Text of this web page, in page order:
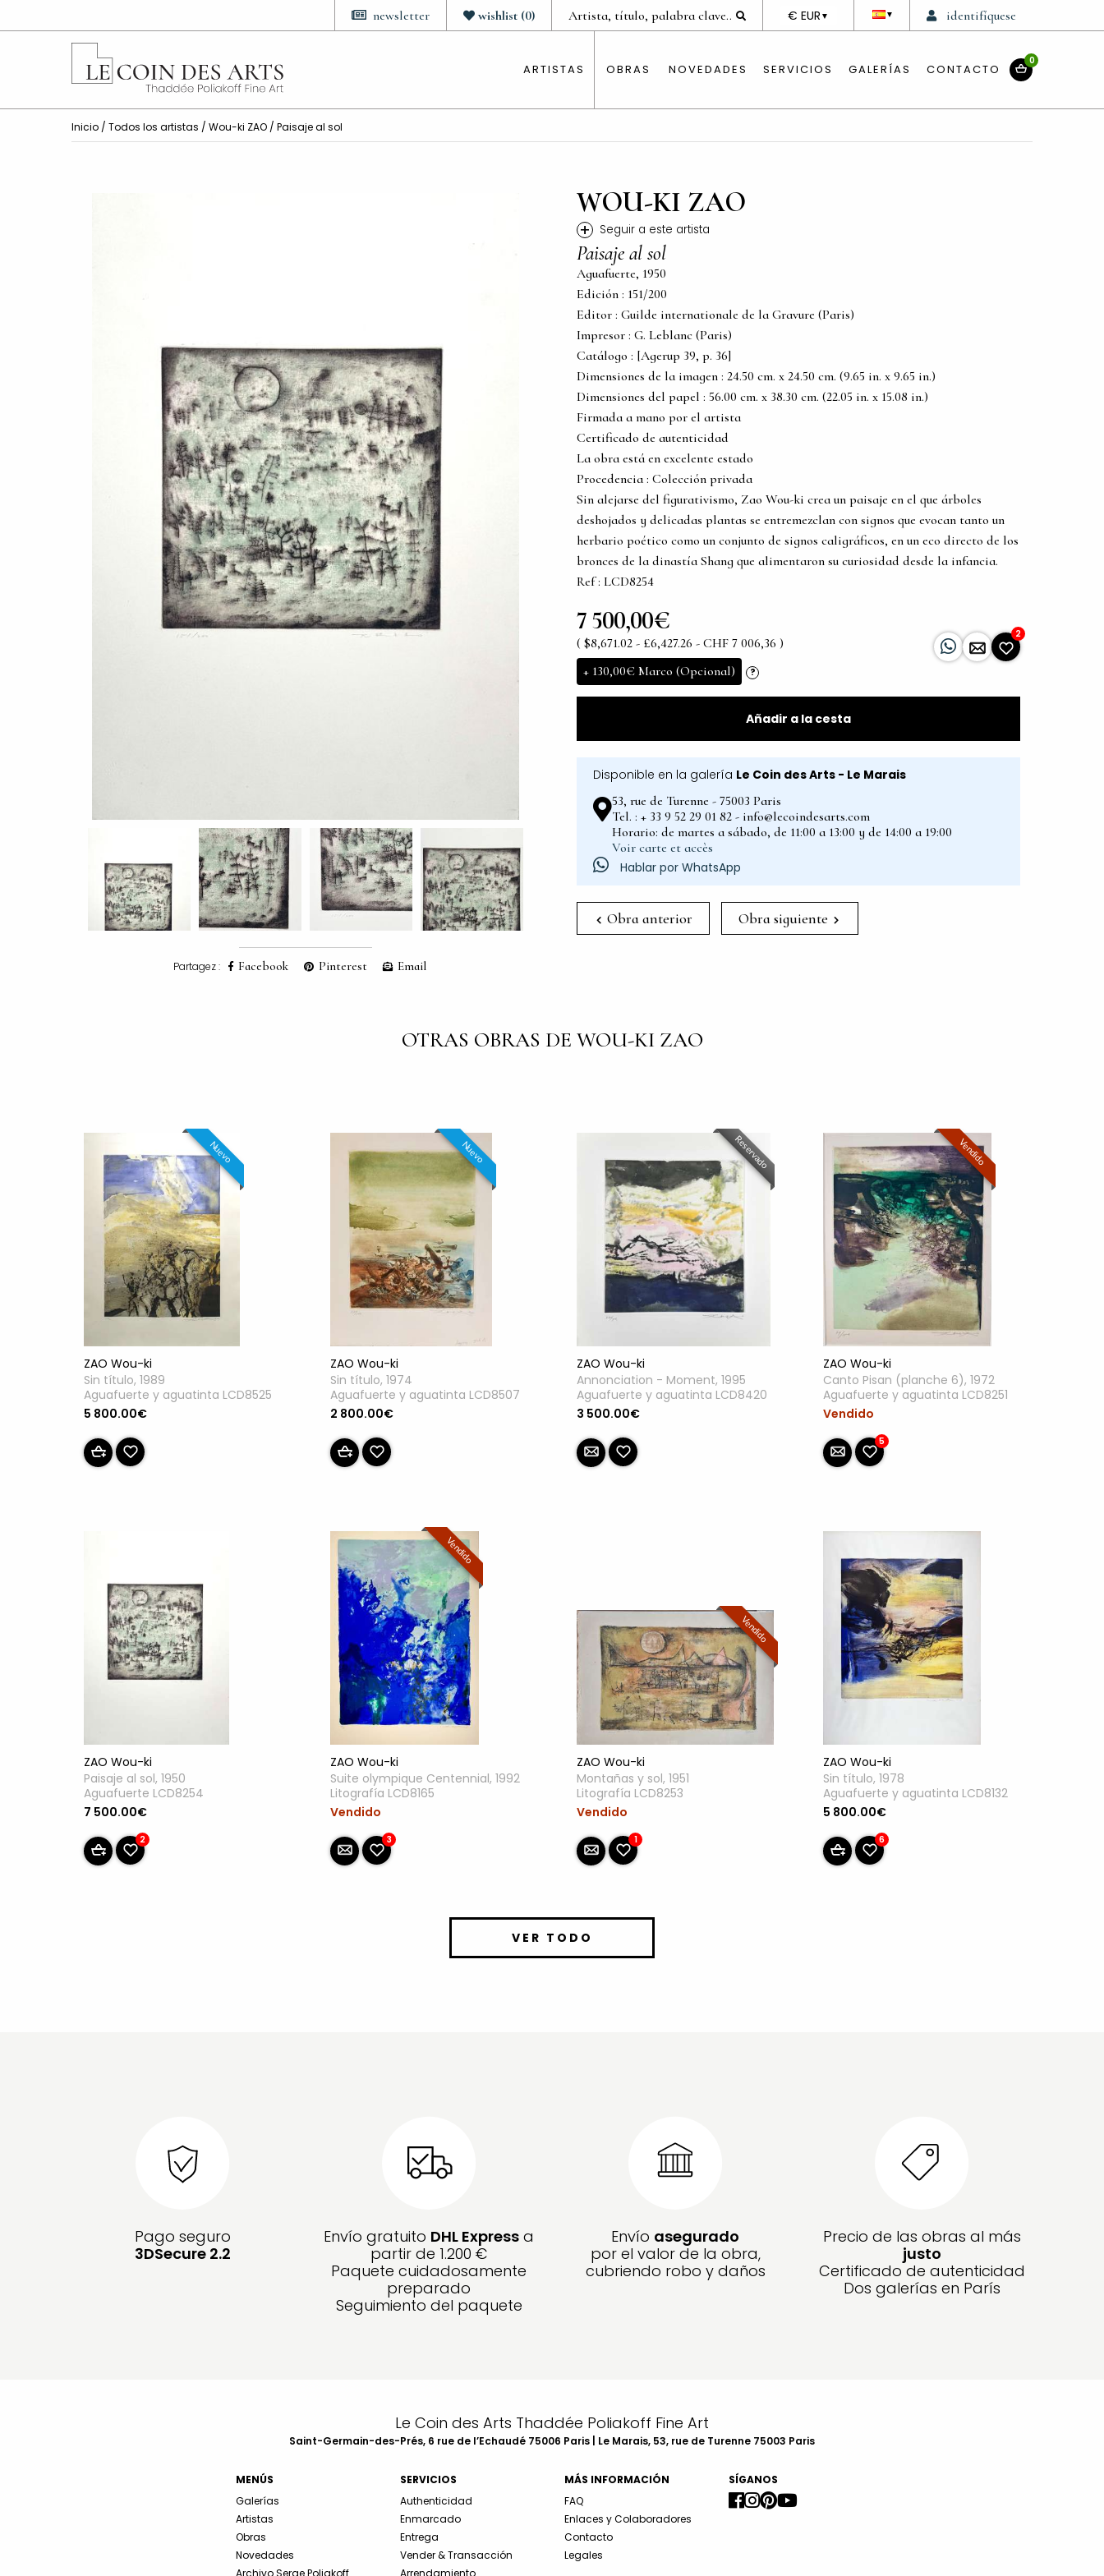
identifíquese
▼
DEVISE
€ EUR ▼
wishlist (0)
newsletter
ARTISTAS OBRAS NOVEDADES SERVICIOS GALERÍAS CONTACTO
0
Inicio / Todos los artistas / Wou-ki ZAO / Paisaje al sol
Partagez : Facebook Pinterest Email
WOU-KI ZAO
+ Seguir a este artista
Paisaje al sol
Aguafuerte, 1950
Edición : 151/200
Editor : Guilde internationale de la Gravure (Paris)
Impresor : G. Leblanc (Paris)
Catálogo : [Agerup 39, p. 36]
Dimensiones de la imagen : 24.50 cm. x 24.50 cm. (9.65 in. x 9.65 in.)
Dimensiones del papel : 56.00 cm. x 38.30 cm. (22.05 in. x 15.08 in.)
Firmada a mano por el artista
Certificado de autenticidad
La obra está en excelente estado
Procedencia : Colección privada
Sin alejarse del figurativismo, Zao Wou-ki crea un paisaje en el que árboles
deshojados y delicadas plantas se entremezclan con signos que evocan tanto un
herbario poético como un conjunto de signos caligráficos, en un eco directo de los
bronces de la dinastía Shang que alimentaron su curiosidad desde la infancia.
Ref : LCD8254
7 500,00€
( $8,671.02 - £6,427.26 - CHF 7 006,36 )
+ 130,00€ Marco (Opcional) ?
2
Añadir a la cesta
Disponible en la galería Le Coin des Arts - Le Marais
53, rue de Turenne - 75003 Paris
Tel. : + 33 9 52 29 01 82 - info@lecoindesarts.com
Horario: de martes a sábado, de 11:00 a 13:00 y de 14:00 a 19:00
Voir carte et accès
Hablar por WhatsApp
Obra anterior Obra siguiente
OTRAS OBRAS DE WOU-KI ZAO
Nuevo
ZAO Wou-ki
Sin título, 1989
Aguafuerte y aguatinta LCD8525
5 800.00€
Nuevo
ZAO Wou-ki
Sin título, 1974
Aguafuerte y aguatinta LCD8507
2 800.00€
Reservado
ZAO Wou-ki
Annonciation - Moment, 1995
Aguafuerte y aguatinta LCD8420
3 500.00€
Vendido
ZAO Wou-ki
Canto Pisan (planche 6), 1972
Aguafuerte y aguatinta LCD8251
Vendido
5
ZAO Wou-ki
Paisaje al sol, 1950
Aguafuerte LCD8254
7 500.00€
2
Vendido
ZAO Wou-ki
Suite olympique Centennial, 1992
Litografía LCD8165
Vendido
3
Vendido
ZAO Wou-ki
Montañas y sol, 1951
Litografía LCD8253
Vendido
1
ZAO Wou-ki
Sin título, 1978
Aguafuerte y aguatinta LCD8132
5 800.00€
6
VER TODO
Pago seguro
3DSecure 2.2
Envío gratuito DHL Express a
partir de 1.200 €
Paquete cuidadosamente
preparado
Seguimiento del paquete
Envío asegurado
por el valor de la obra,
cubriendo robo y daños
Precio de las obras al más
justo
Certificado de autenticidad
Dos galerías en París
Le Coin des Arts Thaddée Poliakoff Fine Art
Saint-Germain-des-Prés, 6 rue de l’Echaudé 75006 Paris | Le Marais, 53, rue de Turenne 75003 Paris
MENÚS
Galerías
Artistas
Obras
Novedades
SERVICIOS
Authenticidad
Enmarcado
Entrega
Vender & Transacción
MÁS INFORMACIÓN
FAQ
Enlaces y Colaboradores
Contacto
Legales
SÍGANOS